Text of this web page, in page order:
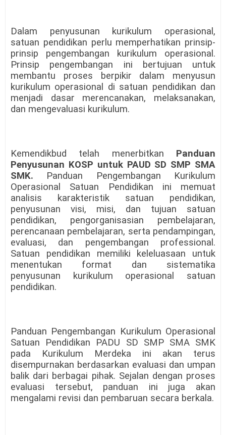
Dalam penyusunan kurikulum operasional,
satuan pendidikan perlu memperhatikan prinsip-
prinsip pengembangan kurikulum operasional.
Prinsip pengembangan ini bertujuan untuk
membantu proses berpikir dalam menyusun
kurikulum operasional di satuan pendidikan dan
menjadi dasar merencanakan, melaksanakan,
dan mengevaluasi kurikulum.
Kemendikbud telah menerbitkan Panduan
Penyusunan KOSP untuk PAUD SD SMP SMA
SMK. Panduan Pengembangan Kurikulum
Operasional Satuan Pendidikan ini memuat
analisis karakteristik satuan pendidikan,
penyusunan visi, misi, dan tujuan satuan
pendidikan, pengorganisasian pembelajaran,
perencanaan pembelajaran, serta pendampingan,
evaluasi, dan pengembangan professional.
Satuan pendidikan memiliki keleluasaan untuk
menentukan format dan sistematika
penyusunan kurikulum operasional satuan
pendidikan.
Panduan Pengembangan Kurikulum Operasional
Satuan Pendidikan PADU SD SMP SMA SMK
pada Kurikulum Merdeka ini akan terus
disempurnakan berdasarkan evaluasi dan umpan
balik dari berbagai pihak. Sejalan dengan proses
evaluasi tersebut, panduan ini juga akan
mengalami revisi dan pembaruan secara berkala.